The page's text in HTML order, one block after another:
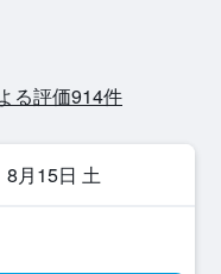
る評価914​件
8月15日 土